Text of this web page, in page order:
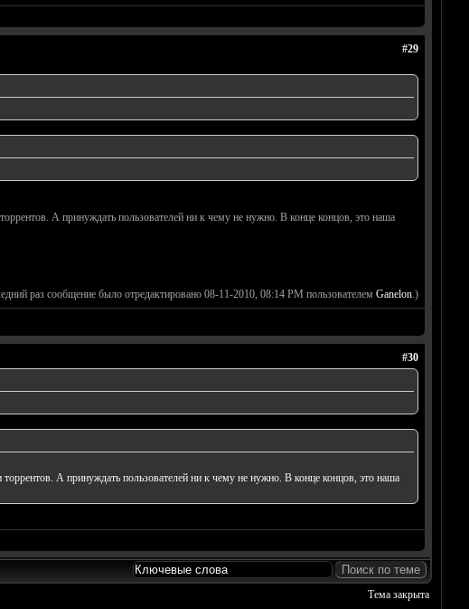
#29
А принуждать пользователей ни к чему не нужно. В конце концов, это наша
раз сообщение было отредактировано 08-11-2010, 08:14 PM пользователем Ganelon.)
#30
А принуждать пользователей ни к чему не нужно. В конце концов, это наша
Тема закрыта